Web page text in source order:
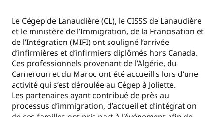
Le Cégep de Lanaudière (CL), le CISSS de Lanaudière
et le ministère de l’Immigration, de la Francisation et
de l’Intégration (MIFI) ont souligné l’arrivée
d’infirmières et d’infirmiers diplômés hors Canada.
Ces professionnels provenant de l’Algérie, du
Cameroun et du Maroc ont été accueillis lors d’une
activité qui s’est déroulée au Cégep à Joliette.
Les partenaires ayant contribué de près au
processus d’immigration, d’accueil et d’intégration